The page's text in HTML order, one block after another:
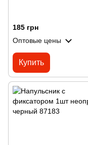
185 грн
Оптовые цены
Купить